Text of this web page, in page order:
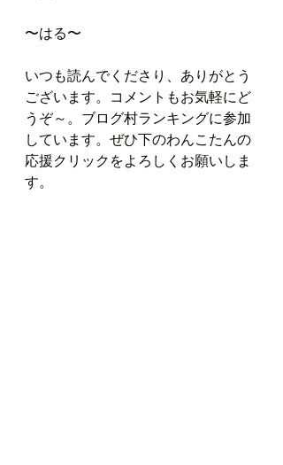
〜はる〜
いつも読んでくださり、ありがとう
ございます。コメントもお気軽にど
うぞ～。ブログ村ランキングに参加
しています。ぜひ下のわんこたんの
応援クリックをよろしくお願いしま
す。